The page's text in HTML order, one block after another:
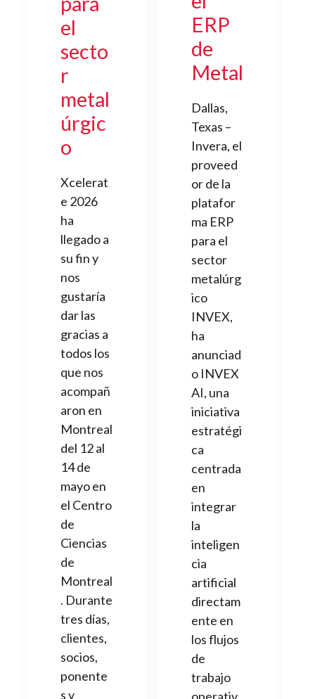
el
secto
r
metal
úrgic
o
Xcelerat
e 2026
ha
llegado a
su fin y
nos
gustaría
dar las
gracias a
todos los
que nos
acompañ
aron en
Montreal
del 12 al
14 de
mayo en
el Centro
de
Ciencias
de
Montreal
. Durante
tres días,
clientes,
socios,
ponente
s y
ERP
de
Metal
Dallas,
Texas –
Invera, el
proveed
or de la
platafor
ma ERP
para el
sector
metalúrg
ico
INVEX,
ha
anunciad
o INVEX
AI, una
iniciativa
estratégi
ca
centrada
en
integrar
la
inteligen
cia
artificial
directam
ente en
los flujos
de
trabajo